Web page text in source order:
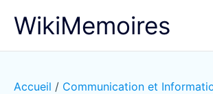
WikiMemoires
Accueil / Communication et